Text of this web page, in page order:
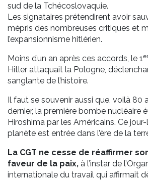
sud de la Tchécoslovaquie.
Les signataires prétendirent avoir
mépris des nombreuses critiques et
l’expansionnisme hitlérien.
Moins d’un an après ces accords, le 1 er
Hitler attaquait la Pologne,
sanglante de l’histoire.
Il faut se souvenir aussi que, voilà 80
dernier, la première bombe nucléaire
Hiroshima par les Américains. Ce jour-
planète est entrée dans l’ère de la
La CGT ne cesse de réaffirmer
faveur de la paix, à l’instar de
internationale du travail qui affirmait